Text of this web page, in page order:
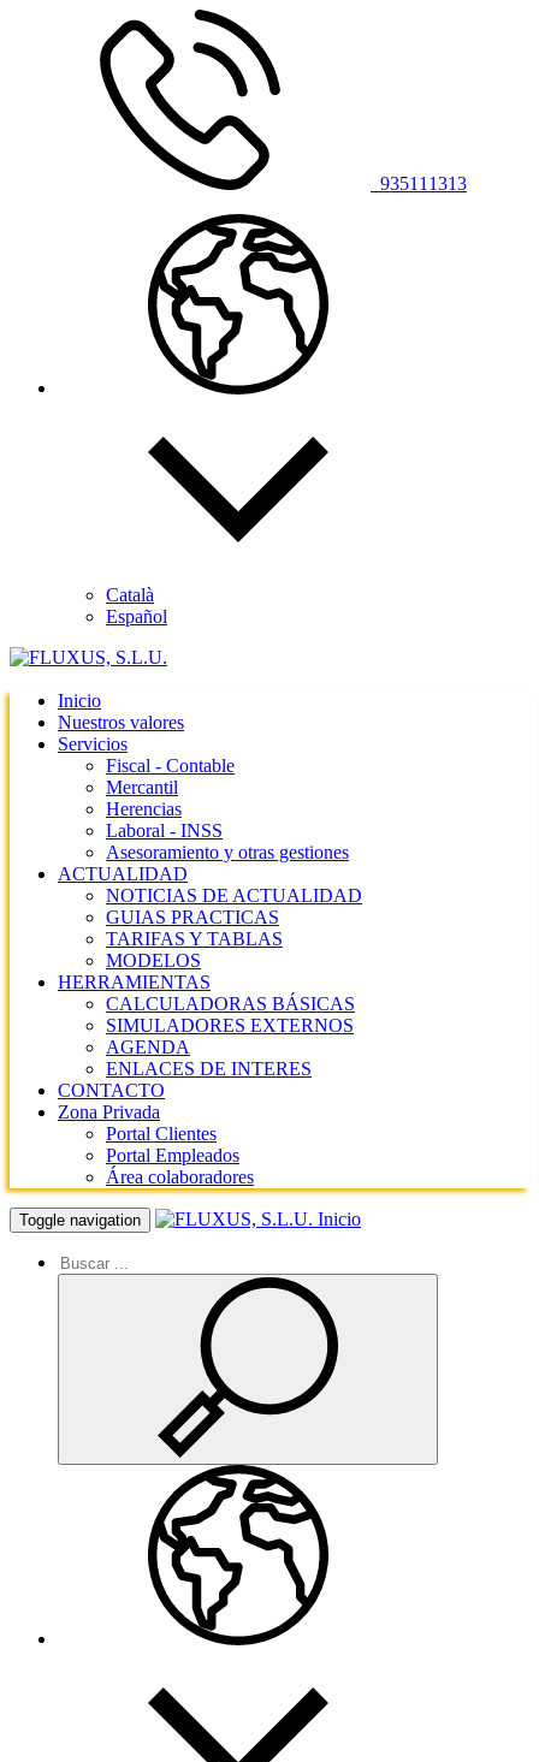
935111313
Català
Español
Inicio
Nuestros valores
Servicios
Fiscal - Contable
Mercantil
Herencias
Laboral - INSS
Asesoramiento y otras gestiones
ACTUALIDAD
NOTICIAS DE ACTUALIDAD
GUIAS PRACTICAS
TARIFAS Y TABLAS
MODELOS
HERRAMIENTAS
CALCULADORAS BÁSICAS
SIMULADORES EXTERNOS
AGENDA
ENLACES DE INTERES
CONTACTO
Zona Privada
Portal Clientes
Portal Empleados
Área colaboradores
Toggle navigation Inicio